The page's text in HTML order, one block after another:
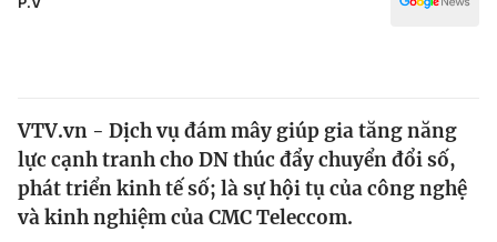
Thế giới
Tin tức
Kinh tế
VTV.vn - Dịch vụ đám mây giúp gia tăng năng
lực cạnh tranh cho DN thúc đẩy chuyển đổi số,
phát triển kinh tế số; là sự hội tụ của công nghệ
và kinh nghiệm của CMC Teleccom.